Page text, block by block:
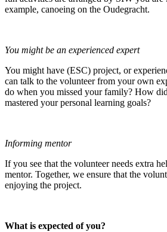
example, canoeing on the Oudegracht.
You might be an experienced expert
You might have (ESC) project, or
can talk to the volunteer from your own
do when you missed your family? How
mastered your personal learning goals?
Informing mentor
If you see that the volunteer needs extra
mentor. Together, we ensure that the
enjoying the project.
What is expected of you?